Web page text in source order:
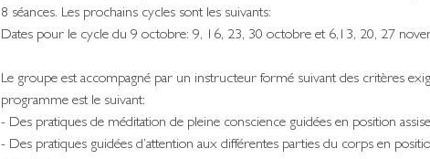
8 séances. Les prochains cycles sont les suivants:
Dates pour le cycle du 9 octobre: 9, 16, 23, 30 octobre et 6,13, 20, 27
Le groupe est accompagné par un instructeur formé suivant des critères
programme est le suivant:
- Des pratiques de méditation de pleine conscience guidées en position assise
- Des pratiques guidées d’attention aux différentes parties du corps en